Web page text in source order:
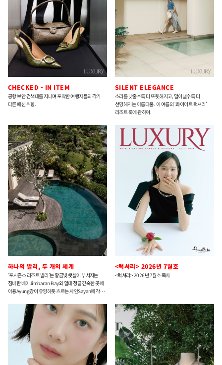
CHECKED - IN ITEM
공항 보안 검색대를 지나며 포착한 여행자들의 각기
다른 패션 취향.
SILENT ELEGANCE
소리를 낮출수록 더 또렷해지고, 덜어낼수록 더
선명해지는 아름다움. 이 여름의 ‘콰이어트 럭셔리’
리조트 룩에 관하여.
하나의 발리, 두 개의 세계
‘포시즌스 리조트 발리’는 황금빛 햇살이 부서지는
짐바란 베이Jimbaran Bay와 열대 정글 깊숙한 곳에
아융Ayung강이 유영하듯 흐르는 사얀Sayan에 각각
풍경 속에서 두 리조트는 ‘익스피리언스’와 ‘웰니스
리트리트’라는 서로 다른 테마 아래, 닮아 있으면서도
각기 다른 결을 섬세하게 빚어낸다.
<럭셔리> 2026년 7월호
<럭셔리> 2026년 7월호 목차